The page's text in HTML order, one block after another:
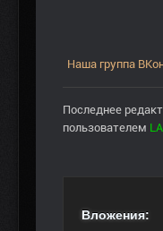
Наша группа
Последнее
пользователем
Вложения: